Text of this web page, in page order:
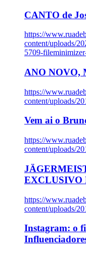
CANTO de
https://
content/uploads/
5709-
ANO NOVO,
https://
content/uploads/
Vem ai o
https://
content/uploads/
EXCLUSIVO
https://
content/uploads/
Instagram: o